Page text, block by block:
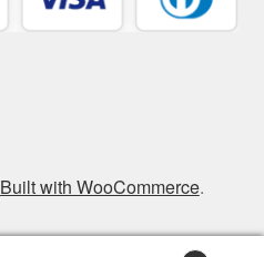
Built with WooCommerce.